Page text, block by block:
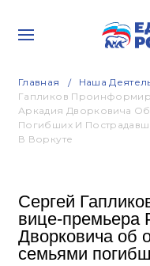
Главная Наша
Гапликов
Аркадия Дворковича
Погибших И
В Воркуте
Сергей
вице-премьера
Дворковича об
семьями